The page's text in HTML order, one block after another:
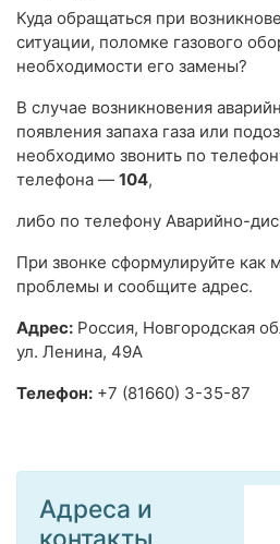
Куда обращаться при
ситуации, поломке газового
необходимости его замены?
В случае возникновения
появления запаха газа или
необходимо звонить по
телефона — 104,
либо по телефону Аварийно-
При звонке сформулируйте как
проблемы и сообщите адрес.
Адрес: Россия, Новгородская
ул. Ленина, 49А
Телефон: +7 (81660) 3-35-87
Адреса и
контакты